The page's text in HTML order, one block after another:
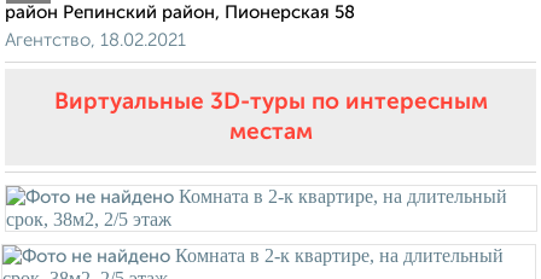
район Репинский район, Пионерская 58
Агентство, 18.02.2021
Виртуальные 3D-туры по интересным
местам